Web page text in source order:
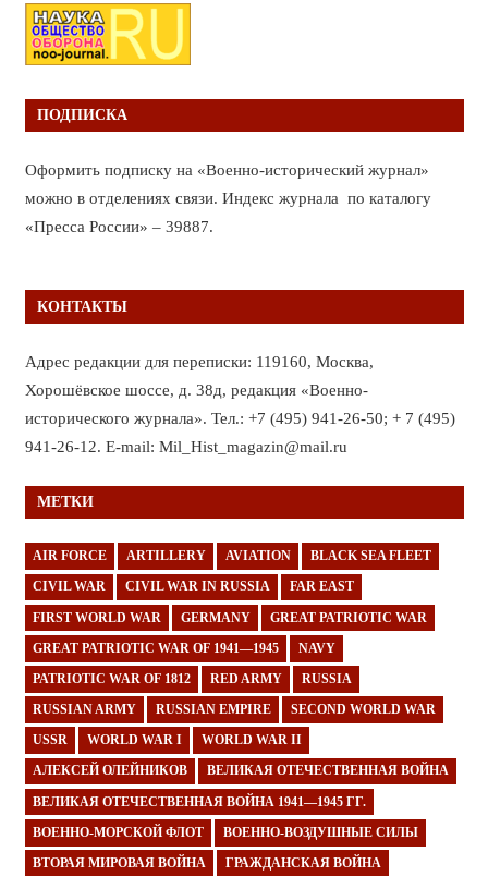
ПОДПИСКА
Оформить подписку на «Военно-исторический журнал»
можно в отделениях связи. Индекс журнала по каталогу
«Пресса России» – 39887.
КОНТАКТЫ
Адрес редакции для переписки: 119160, Москва,
Хорошёвское шоссе, д. 38д, редакция «Военно-
исторического журнала». Тел.: +7 (495) 941-26-50; + 7 (495)
941-26-12. E-mail: Mil_Hist_magazin@mail.ru
МЕТКИ
AIR FORCE ARTILLERY AVIATION BLACK SEA FLEET
CIVIL WAR CIVIL WAR IN RUSSIA FAR EAST
FIRST WORLD WAR GERMANY GREAT PATRIOTIC WAR
GREAT PATRIOTIC WAR OF 1941—1945 NAVY
PATRIOTIC WAR OF 1812 RED ARMY RUSSIA
RUSSIAN ARMY RUSSIAN EMPIRE SECOND WORLD WAR
USSR WORLD WAR I WORLD WAR II
АЛЕКСЕЙ ОЛЕЙНИКОВ ВЕЛИКАЯ ОТЕЧЕСТВЕННАЯ ВОЙНА
ВЕЛИКАЯ ОТЕЧЕСТВЕННАЯ ВОЙНА 1941—1945 ГГ.
ВОЕННО-МОРСКОЙ ФЛОТ ВОЕННО-ВОЗДУШНЫЕ СИЛЫ
ВТОРАЯ МИРОВАЯ ВОЙНА ГРАЖДАНСКАЯ ВОЙНА